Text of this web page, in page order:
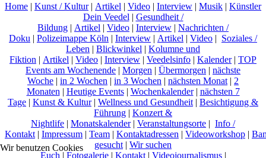
Home | Kunst / Kultur| Artikel | Video | Interview | Musik | Künstler
Dein Veedel | Gesundheit /
Bildung | Artikel | Video | Interview | Nachrichten /
Doku | Polizeimappe Köln | Interview | Artikel | Video | Soziales /
Leben | Blickwinkel | Kolumne und
Fiktion | Artikel | Video | Interview | Veedelsinfo | Kalender| TOP
Events am Wochenende | Morgen | Übermorgen | nächste
Woche | in 2 Wochen | in 3 Wochen | nächsten Monat | 2
Monaten | Heutige Events| Wochenkalender| nächsten 7
Tage | Kunst & Kultur| Wellness und Gesundheit | Besichtigung &
Führung | Konzert &
Nightlife | Monatskalender| Veranstaltungsorte | Info /
Kontakt | Impressum | Team | Kontaktadressen | Videoworkshop |
gesucht | Wir suchen
Euch | Fotogalerie| Kontakt| Videojournalismus|
Wir benutzen Cookies